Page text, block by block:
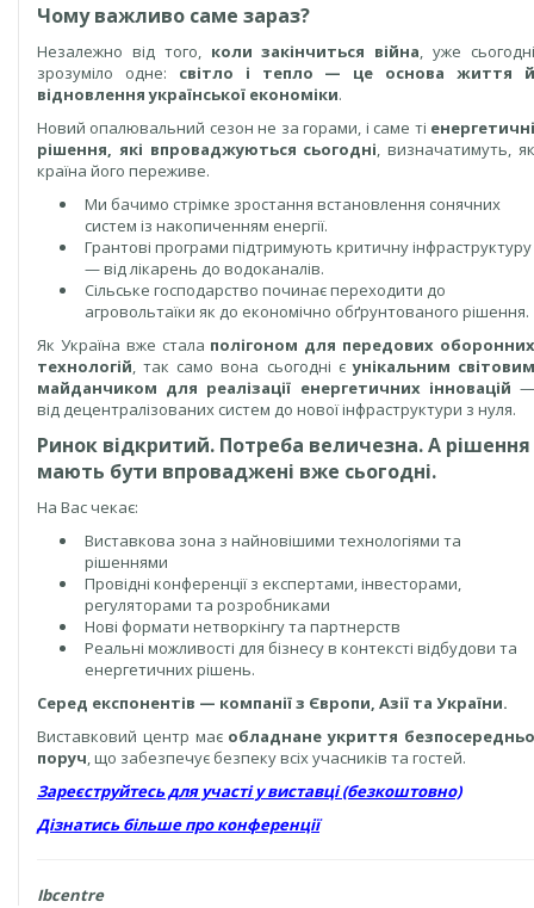
Чому важливо саме зараз?
Незалежно від того, коли закінчиться війна, уже
зрозуміло одне: світло і тепло — це основа життя
відновлення української економіки.
Новий опалювальний сезон не за горами, і саме ті енергетичні
рішення, які впроваджуються сьогодні, визначатимуть,
країна його переживе.
Ми бачимо стрімке зростання встановлення сонячних
систем із накопиченням енергії.
Грантові програми підтримують критичну інфраструктуру
— від лікарень до водоканалів.
Сільське господарство починає переходити до
агровольтаїки як до економічно обґрунтованого рішення.
Як Україна вже стала полігоном для передових
технологій, так само вона сьогодні єунікальним
майданчиком для реалізації енергетичних інновацій
від децентралізованих систем до нової інфраструктури з нуля.
Ринок відкритий. Потреба величезна. А рішення
мають бути впроваджені вже сьогодні.
На Вас чекає:
Виставкова зона з найновішими технологіями та
рішеннями
Провідні конференції з експертами, інвесторами,
регуляторами та розробниками
Нові формати нетворкінгу та партнерств
Реальні можливості для бізнесу в контексті відбудови та
енергетичних рішень.
Серед експонентів — компанії з Європи, Азії та України.
Виставковий центр має обладнане укриття
поруч, що забезпечує безпеку всіх учасників та гостей.
Зареєструйтесь для участі у виставці (безкоштовно)
Дізнатись більше про конференції
Ibcentre